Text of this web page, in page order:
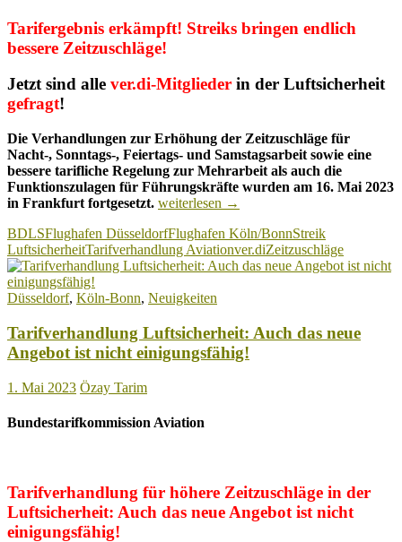
Tarifergebnis erkämpft! Streiks bringen endlich
bessere Zeitzuschläge!
Jetzt sind alle ver.di-Mitglieder in der Luftsicherheit
gefragt!
Die Verhandlungen zur Erhöhung der Zeitzuschläge für
Nacht-, Sonntags-, Feiertags- und Samstagsarbeit sowie eine
bessere tarifliche Regelung zur Mehrarbeit als auch die
Funktionszulagen für Führungskräfte wurden am 16. Mai 2023
in Frankfurt fortgesetzt. Tarifverhandlung
Streiks
bringen
endlich
Zeitzuschläge!
weiterlesen →
BDLSFlughafen DüsseldorfFlughafen Köln/BonnStreik
LuftsicherheitTarifverhandlung Aviationver.diZeitzuschläge
Düsseldorf, Köln-Bonn, Neuigkeiten
Tarifverhandlung Luftsicherheit: Auch das neue
Angebot ist nicht einigungsfähig!
1. Mai 2023 Özay Tarim
Bundestarifkommission Aviation
Tarifverhandlung für höhere Zeitzuschläge in der
Luftsicherheit: Auch das neue Angebot ist nicht
einigungsfähig!